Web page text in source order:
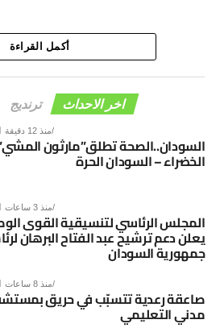
أكمل القراءة
اخر الاحداث ترنديج
منذ 12 دقيقة
السودان..الصحة تطلق”مارثون
الخضراء – السودان الحرة
منذ 3 ساعات
المجلس الرئاسي لتنسيقية القوى
يعلن دعم ترشيح عبد الفتاح البرهان
جمهورية السودان
منذ 8 ساعات
صاعقة رعدية تتسبّب في حريق
مدني التعليمي